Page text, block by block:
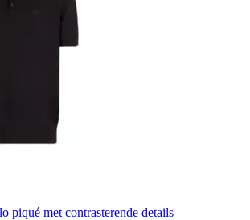
piqué met contrasterende details